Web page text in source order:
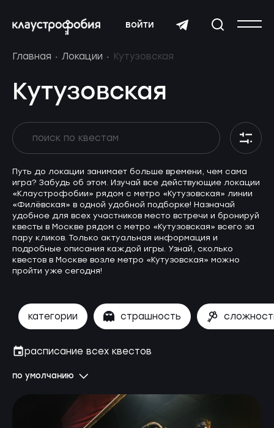
войти
Главная Локации Кутузовская
Кутузовская
Путь до локации занимает больше времени, чем сама
игра? Забудь об этом. Изучай все действующие локации
«Клаустрофобии» рядом с метро «Кутузовская» линии
«Филёвская» в одной удобной подборке! Назначай
удобное для всех участников место встречи и бронируй
квесты в Москве рядом с метро «Кутузовская» всего за
пару кликов. Только актуальная информация и
подробные описания каждой игры. Узнай, сколько
квестов в Москве возле метро «Кутузовская» можно
пройти уже сегодня!
категории страшность
по умолчанию
расписание всех квестов